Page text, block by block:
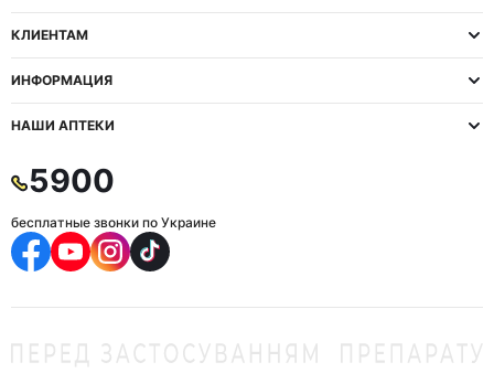
КЛИЕНТАМ
ИНФОРМАЦИЯ
НАШИ АПТЕКИ
5900
бесплатные звонки по Украине